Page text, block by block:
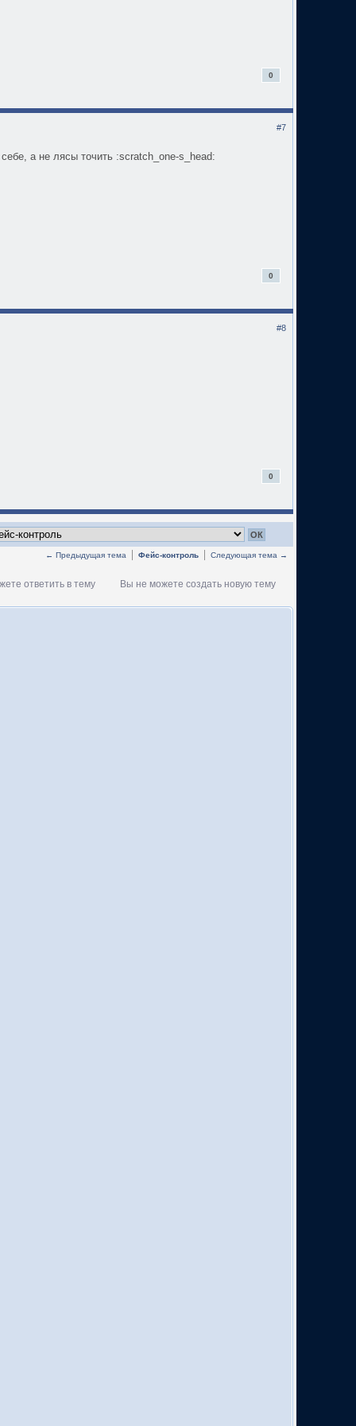
0
#7
а не лясы точить :scratch_one-s_head:
0
#8
0
← Предыдущая тема Фейс-контроль Следующая тема →
Вы не можете создать новую тему
ответить в тему